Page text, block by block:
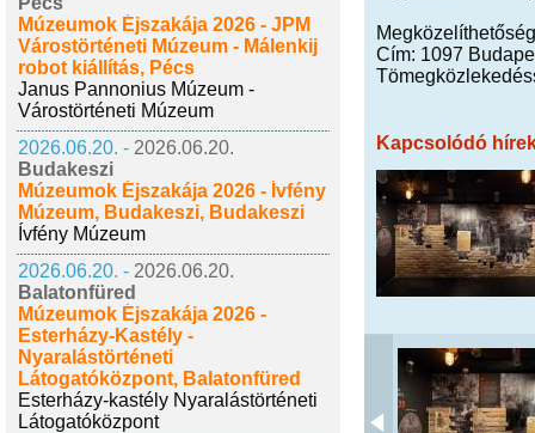
Múzeumok Éjszakája 2026 - JPM
Várostörténeti Múzeum - Málenkij
robot kiállítás, Pécs
Janus Pannonius Múzeum -
Várostörténeti Múzeum
2026.06.20. - 2026.06.20.
Budakeszi
Múzeumok Éjszakája 2026 - Ívfény
Múzeum, Budakeszi, Budakeszi
Ívfény Múzeum
2026.06.20. - 2026.06.20.
Balatonfüred
Múzeumok Éjszakája 2026 -
Esterházy-Kastély -
Nyaralástörténeti
Látogatóközpont, Balatonfüred
Esterházy-kastély Nyaralástörténeti
Látogatóközpont
Megközelíthetőség
Cím: 1097
Kapcsolódó